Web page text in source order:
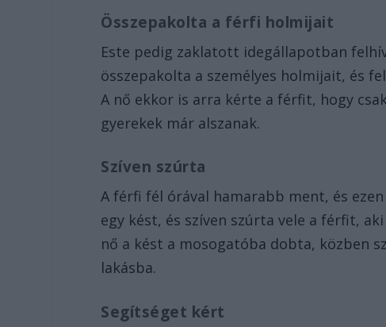
Összepakolta a férfi holmijait
Este pedig zaklatott idegállapotban
összepakolta a személyes holmijait, és
A nő ekkor is arra kérte a férfit, hogy
gyerekek már alszanak.
Szíven szúrta
A férfi fél órával hamarabb ment, és
egy kést, és szíven szúrta vele a férfit,
nő a kést a mosogatóba dobta, közben
lakásba.
Segítséget kért